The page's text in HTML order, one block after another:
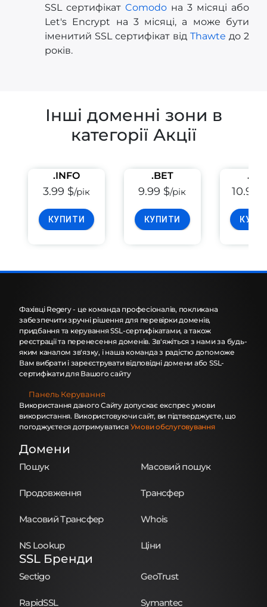
SSL сертифікат Comodo на 3 місяці або
Let's Encrypt на 3 місяці, а може бути
іменитий SSL сертифікат від Thawte до 2
років.
Інші доменні зони в
категорії Акції
.INFO
3.99 $/рік
КУПИТИ
.BET
9.99 $/рік
КУПИТИ
10.99
Фахівці Regery - це команда професіоналів, покликана
забезпечити зручні рішення для перевірки доменів,
придбання та керування SSL-сертифікатами, а також
реєстрації та перенесення доменів. Зв'яжіться з нами за будь-
яким каналом зв'язку, і наша команда з радістю допоможе
Вам вибрати і зареєструвати відповідні домени або SSL-
сертифікати для Вашого сайту
Панель Керування
Використання даного Сайту допускає експрес умови
використання. Використовуючи сайт, ви підтверджуєте, що
погоджуєтеся дотримуватися Умови обслуговування
Домени
Пошук Масовий пошук
Продовження Трансфер
Масовий Трансфер Whois
NS Lookup Ціни
SSL Бренди
Sectigo GeoTrust
RapidSSL Symantec